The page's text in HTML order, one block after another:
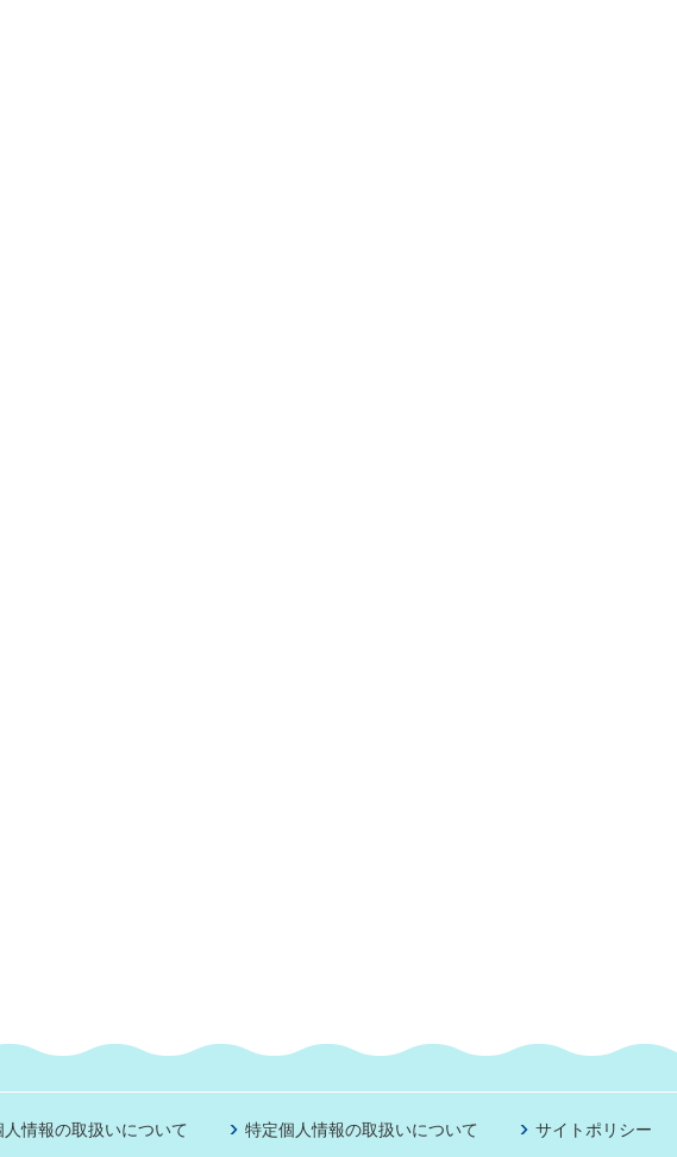
人情報の取扱いについて 特定個人情報の取扱いについて サイトポリシー